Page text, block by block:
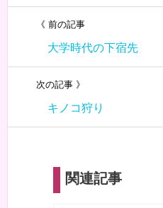
《 前の記事
大学時代の下宿先
次の記事 》
キノコ狩り
関連記事